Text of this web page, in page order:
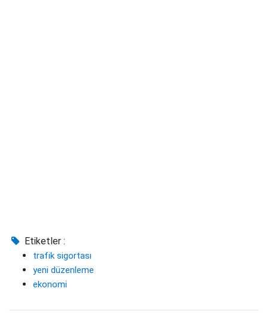
Etiketler :
trafik sigortası
yeni düzenleme
ekonomi